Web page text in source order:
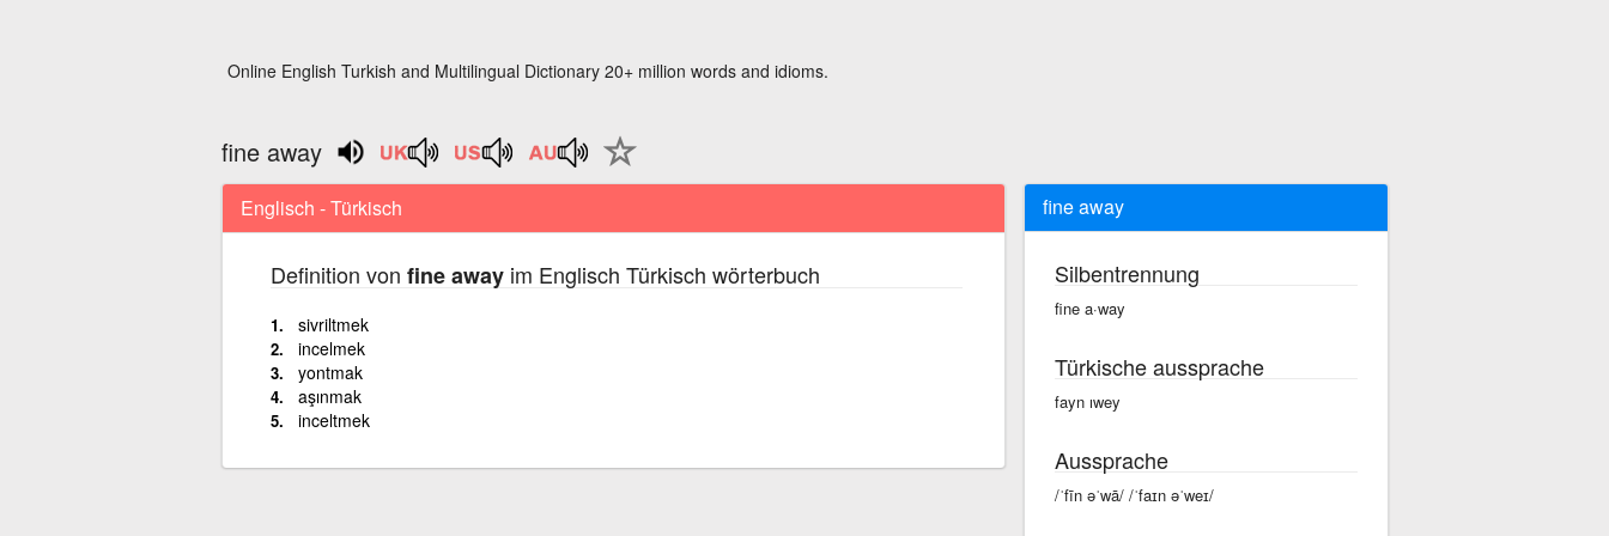
Online English Turkish and Multilingual Dictionary 20+ million words and idioms.
fine away
Englisch - Türkisch
Definition von fine awayim Englisch Türkisch wörterbuch
sivriltmek
incelmek
yontmak
aşınmak
inceltmek
fine away
Silbentrennung
fine a·way
Türkische aussprache
fayn ıwey
Aussprache
/ˈfīn əˈwā/ /ˈfaɪn əˈweɪ/